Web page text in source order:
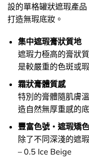
設的單格罐狀遮瑕產
打造無瑕底妝。
集中遮瑕膏狀質地
遮瑕力極高的膏狀
是較嚴重的色斑或
霜狀膏體質感
特別的膏體隨肌膚
造自然無厚重感的
豐富色號‧遮瑕矯
除了不同深淺的遮
– 0.5 Ice Beige